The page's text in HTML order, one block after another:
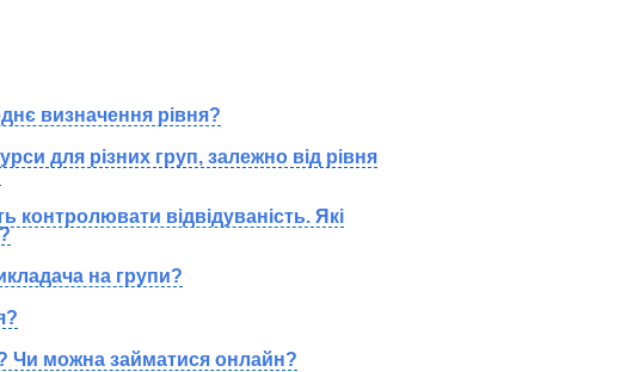
визначення рівня?
для різних груп, залежно від рівня
контролювати відвідуваність. Які
на групи?
Чи можна займатися онлайн?